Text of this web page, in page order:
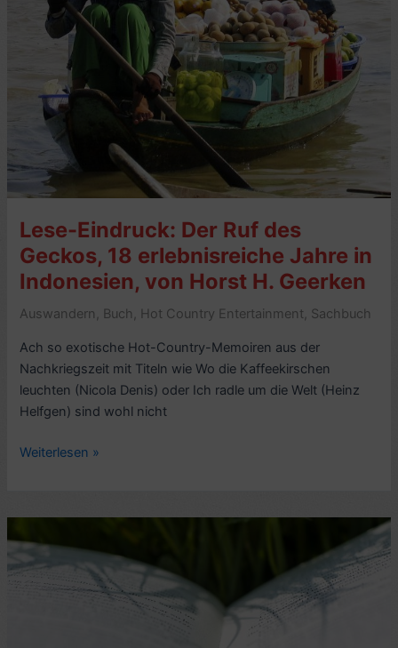
Lese-Eindruck: Der Ruf des
Geckos, 18 erlebnisreiche Jahre in
Indonesien, von Horst H. Geerken
Auswandern , Buch , Hot Country Entertainment, Sachbuch
Ach so exotische Hot-Country-Memoiren aus der
Nachkriegszeit mit Titeln wie Wo die Kaffeekirschen
leuchten (Nicola Denis) oder Ich radle um die Welt (Heinz
Helfgen) sind wohl nicht
Lese-
Ruf
18
Weiterlesen »